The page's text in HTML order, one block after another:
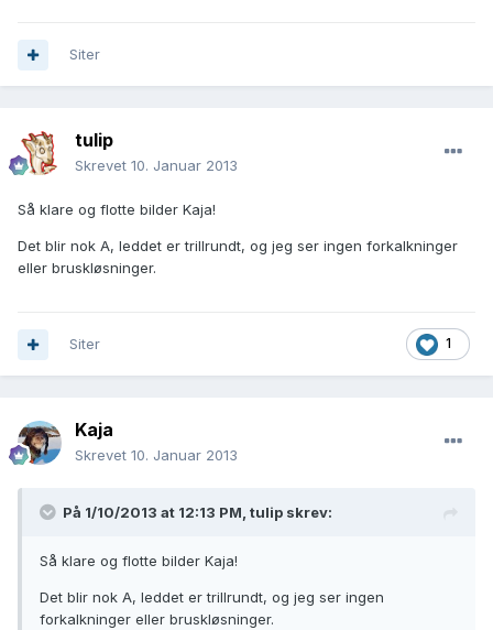
Siter
tulip
Skrevet 10. Januar 2013
Så klare og flotte bilder Kaja!
Det blir nok A, leddet er trillrundt, og jeg ser ingen forkalkninger
eller bruskløsninger.
1
Siter
Kaja
Skrevet 10. Januar 2013
På 1/10/2013 at 12:13 PM, tulip skrev:
Så klare og flotte bilder Kaja!
Det blir nok A, leddet er trillrundt, og jeg ser ingen
forkalkninger eller bruskløsninger.